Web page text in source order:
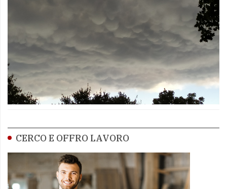
CERCO E OFFRO LAVORO